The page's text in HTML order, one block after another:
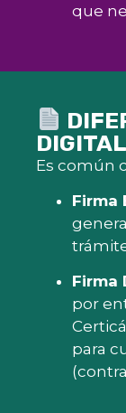
que
DIGITAL
Es común
Firma
Firma
por
para